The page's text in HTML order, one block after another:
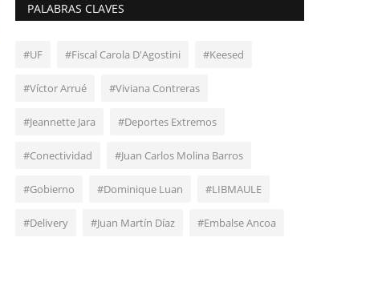
PALABRAS CLAVES
#UF #Fiscal Carola D'Agostini #Keesed
#Víctor Arrué #Viviana Contreras
#Jeannette Jara #Deportes Extremos
#Conectividad #Juan Carlos Molina Barros
#Gobierno #Dominique Luan #LIBMAULE
#Delivery #Juan Martín Díaz #Embalse Ancoa